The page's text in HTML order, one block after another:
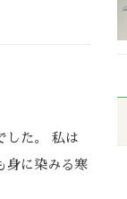
した。 私は
身に染みる寒